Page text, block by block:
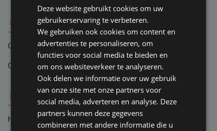
G
Grief
Gevolgschade
Herverzekering
Deze website gebruikt cookies om uw
gebruikerservaring te verbeteren.
We gebruiken ook cookies om content en
advertenties te personaliseren, om
functies voor social media te bieden en
om ons websiteverkeer te analyseren.
Ook delen we informatie over uw gebruik
van onze site met onze partners voor
social media, adverteren en analyse. Deze
partners kunnen deze gegevens
combineren met andere informatie die u